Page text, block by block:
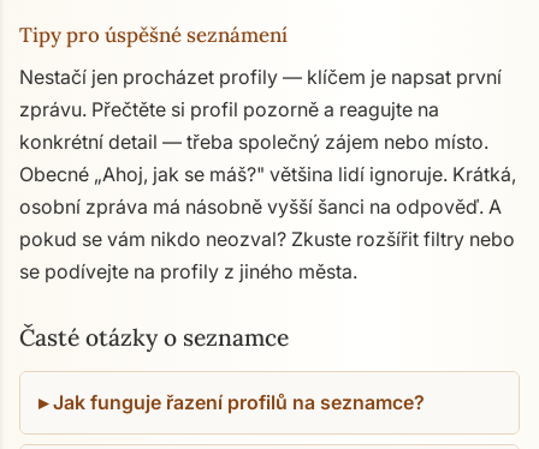
Tipy pro úspěšné seznámení
Nestačí jen procházet profily — klíčem je napsat první
zprávu. Přečtěte si profil pozorně a reagujte na
konkrétní detail — třeba společný zájem nebo místo.
Obecné „Ahoj, jak se máš?" většina lidí ignoruje. Krátká,
osobní zpráva má násobně vyšší šanci na odpověď. A
pokud se vám nikdo neozval? Zkuste rozšířit filtry nebo
se podívejte na profily z jiného města.
Časté otázky o seznamce
Jak funguje řazení profilů na seznamce?